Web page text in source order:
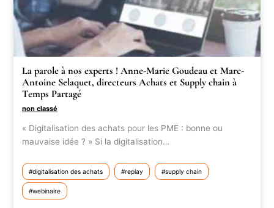
La parole à nos experts ! Anne-Marie Goudeau et Marc-
Antoine Selaquet, directeurs Achats et Supply chain à
Temps Partagé
non classé
« Digitalisation des achats pour les PME : bonne ou
mauvaise idée ? » Si la digitalisation…
digitalisation des achats replay supply chain
webinaire